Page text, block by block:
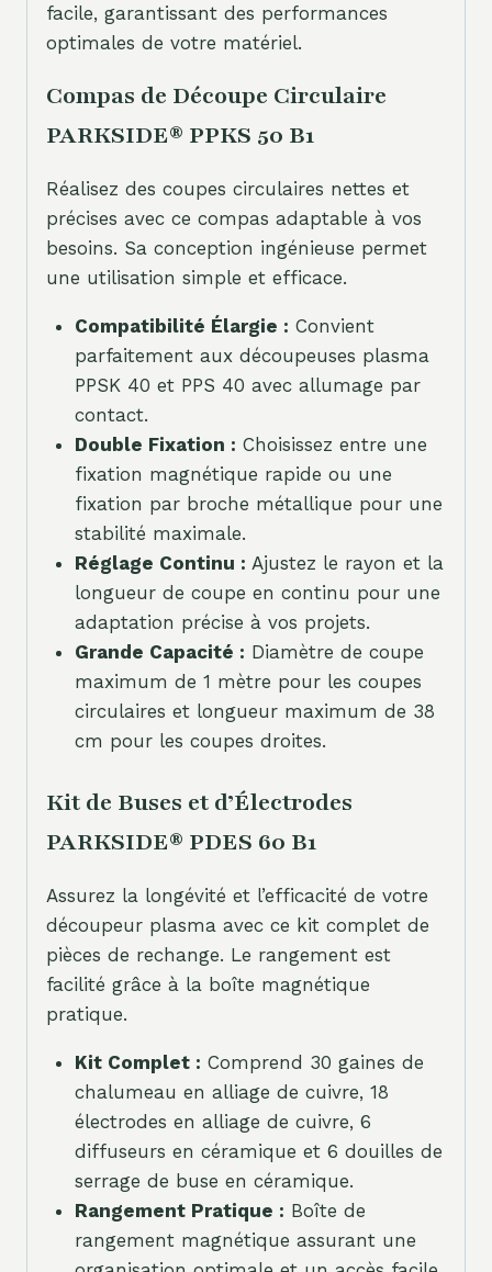
facile, garantissant des performances
optimales de votre matériel.
Compas de Découpe Circulaire
PARKSIDE® PPKS 50 B1
Réalisez des coupes circulaires nettes et
précises avec ce compas adaptable à vos
besoins. Sa conception ingénieuse permet
une utilisation simple et efficace.
Compatibilité Élargie : Convient
parfaitement aux découpeuses plasma
PPSK 40 et PPS 40 avec allumage par
contact.
Double Fixation : Choisissez entre une
fixation magnétique rapide ou une
fixation par broche métallique pour une
stabilité maximale.
Réglage Continu : Ajustez le rayon et la
longueur de coupe en continu pour une
adaptation précise à vos projets.
Grande Capacité : Diamètre de coupe
maximum de 1 mètre pour les coupes
circulaires et longueur maximum de 38
cm pour les coupes droites.
Kit de Buses et d’Électrodes
PARKSIDE® PDES 60 B1
Assurez la longévité et l’efficacité de votre
découpeur plasma avec ce kit complet de
pièces de rechange. Le rangement est
facilité grâce à la boîte magnétique
pratique.
Kit Complet : Comprend 30 gaines de
chalumeau en alliage de cuivre, 18
électrodes en alliage de cuivre, 6
diffuseurs en céramique et 6 douilles de
serrage de buse en céramique.
Rangement Pratique : Boîte de
rangement magnétique assurant une